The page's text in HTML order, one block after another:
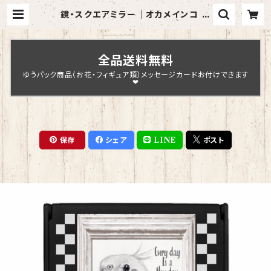
鏡・スクエアミラー｜オカメインコ グ
ッズ 雑貨(黒）【型番 MI-150】 | Ch
opin Design
全品送料無料
ゆうパック商品（お花・フィギュア類）メッセージカードお付けできます
❤
保存 シェア LINE ポスト